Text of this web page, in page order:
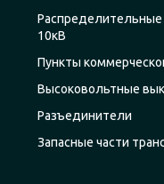
Распределительные
10кВ
Пункты
Высоковольтные
Разъединители
Запасные части